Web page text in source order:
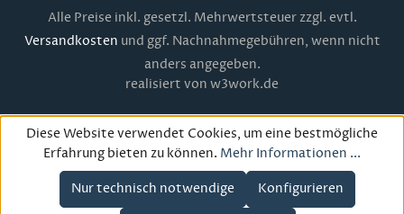
Alle Preise inkl. gesetzl. Mehrwertsteuer zzgl. evtl.
Versandkosten und ggf. Nachnahmegebühren, wenn nicht
anders angegeben.
realisiert von w3work.de
Diese Website verwendet Cookies, um eine bestmögliche
Erfahrung bieten zu können. Mehr Informationen ...
Nur technisch notwendige Konfigurieren